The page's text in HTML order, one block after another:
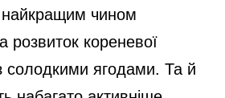
чином
розвиток кореневої
солодкими ягодами. Та й